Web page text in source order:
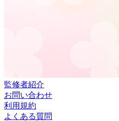
監修者紹介
お問い合わせ
利用規約
よくある質問